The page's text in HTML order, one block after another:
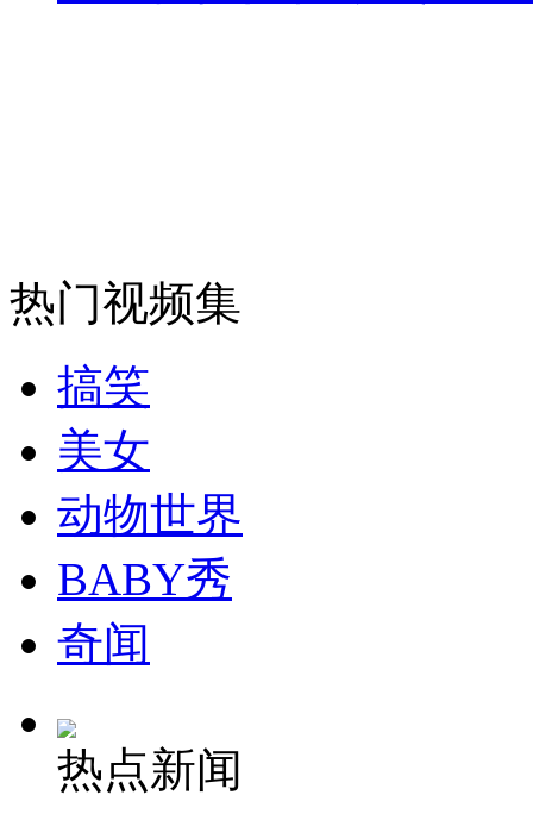
走！跟着总书记去植树
消防员救轻生者
司机酒驾遇交警 急速倒车逃窜
热门视频集
搞笑
美女
动物世界
BABY秀
奇闻
热点新闻